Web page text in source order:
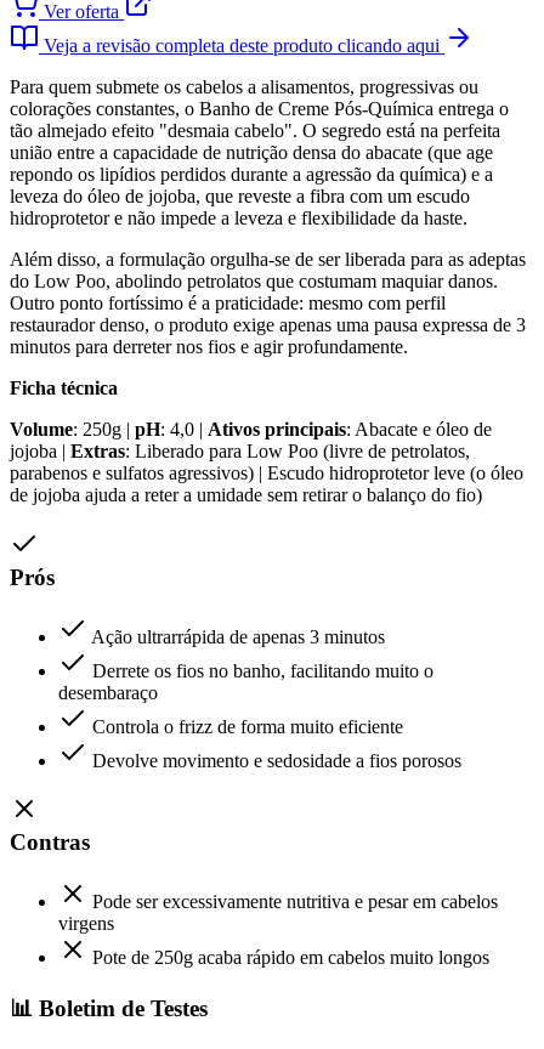
Ver oferta
Veja a revisão completa deste produto clicando aqui
Para quem submete os cabelos a alisamentos, progressivas ou
colorações constantes, o Banho de Creme Pós-Química entrega o
tão almejado efeito "desmaia cabelo". O segredo está na perfeita
união entre a capacidade de nutrição densa do abacate (que age
repondo os lipídios perdidos durante a agressão da química) e a
leveza do óleo de jojoba, que reveste a fibra com um escudo
hidroprotetor e não impede a leveza e flexibilidade da haste.
Além disso, a formulação orgulha-se de ser liberada para as adeptas
do Low Poo, abolindo petrolatos que costumam maquiar danos.
Outro ponto fortíssimo é a praticidade: mesmo com perfil
restaurador denso, o produto exige apenas uma pausa expressa de 3
minutos para derreter nos fios e agir profundamente.
Ficha técnica
Volume: 250g | pH: 4,0 | Ativos principais: Abacate e óleo de
jojoba | Extras: Liberado para Low Poo (livre de petrolatos,
parabenos e sulfatos agressivos) | Escudo hidroprotetor leve (o óleo
de jojoba ajuda a reter a umidade sem retirar o balanço do fio)
Prós
Ação ultrarrápida de apenas 3 minutos
Derrete os fios no banho, facilitando muito o
desembaraço
Controla o frizz de forma muito eficiente
Devolve movimento e sedosidade a fios porosos
Contras
Pode ser excessivamente nutritiva e pesar em cabelos
virgens
Pote de 250g acaba rápido em cabelos muito longos
📊 Boletim de Testes